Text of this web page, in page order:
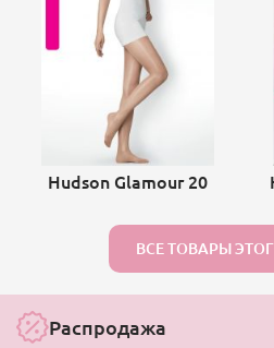
Hudson Glamour 20
ВСЕ ТОВАРЫ
Распродажа